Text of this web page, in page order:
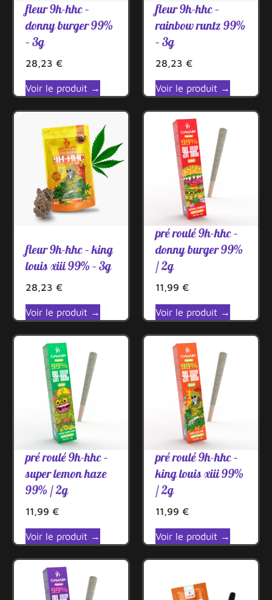
fleur 9h-hhc –
donny burger 99%
– 3g
28,23 €
Voir le produit →
fleur 9h-hhc –
rainbow runtz 99%
– 3g
28,23€
Voir le produit →
fleur 9h-hhc – king
louis xiii 99% – 3g
28,23 €
Voir le produit →
pré roulé 9h-hhc –
donny burger 99%
/ 2g
11,99€
Voir le produit →
pré roulé 9h-hhc –
super lemon haze
99% / 2g
11,99 €
Voir le produit →
pré roulé 9h-hhc –
king louis xiii 99%
/ 2g
11,99€
Voir le produit →